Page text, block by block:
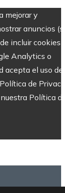
mejorar y
anuncios
incluir cookies
Analytics o
acepta el uso de
de
Política